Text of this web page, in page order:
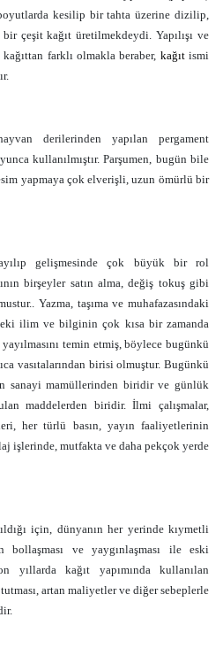
kesilip bir tahta üzerine dizilip,
çeşit kağıt üretilmekdeydi. Yapılışı ve
farklı olmakla beraber, kağıtismi
derilerinden yapılan pergament
kullanılmıştır. Parşumen, bugün bile
yapmaya çok elverişli, uzun ömürlü bir
gelişmesinde çok büyük bir rol
birşeyler satın alma, değiş tokuş gibi
Yazma, taşıma ve muhafazasındaki
ilim ve bilginin çok kısa bir zamanda
temin etmiş, böylece bugünkü
vasıtalarından birisi olmuştur. Bugünkü
sanayi mamüllerinden biridir ve günlük
maddelerden biridir. İlmi çalışmalar,
her türlü basın, yayın faaliyetlerinin
işlerinde, mutfakta ve daha pekçok yerde
için, dünyanın her yerinde kıymetli
bollaşması ve yaygınlaşması ile eski
yıllarda kağıt yapımında kullanılan
artan maliyetler ve diğer sebeplerle